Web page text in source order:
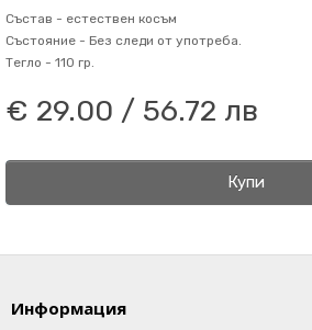
Състав - естествен косъм
Състояние - Без следи от употреба.
Тегло - 110 гр.
€ 29.00 / 56.72 лв
Купи
Информация